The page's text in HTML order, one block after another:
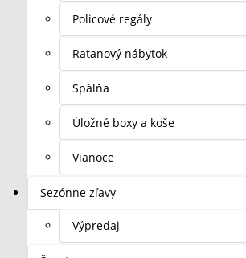
Policové regály
Ratanový nábytok
Spálňa
Úložné boxy a koše
Vianoce
Sezónne zľavy
Výpredaj